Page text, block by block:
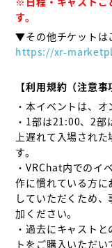
す。
https://xr-
【利用規約（注意事
・本イベントは、オ
・1部は21:00、2部
上遅れて入場され
す。
・VRChat内でのイ
作に慣れている方
していただくため
加ください。
・過去にキャスト
トをご購入いただい